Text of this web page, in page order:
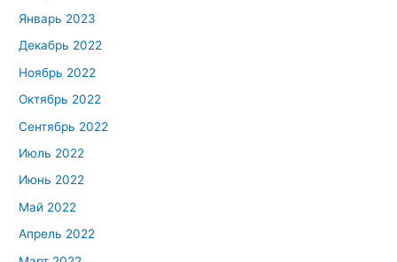
Январь 2023
Декабрь 2022
Ноябрь 2022
Октябрь 2022
Сентябрь 2022
Июль 2022
Июнь 2022
Май 2022
Апрель 2022